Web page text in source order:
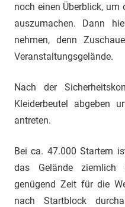
noch einen Überblick,
auszumachen. Dann
nehmen, denn
Veranstaltungsgelände.
Nach der
Kleiderbeutel abgeben
antreten.
Bei ca. 47.000 Startern
das Gelände
genügend Zeit für die
nach Startblock